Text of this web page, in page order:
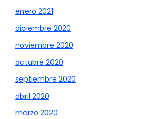
enero 2021
diciembre 2020
noviembre 2020
octubre 2020
septiembre 2020
abril 2020
marzo 2020